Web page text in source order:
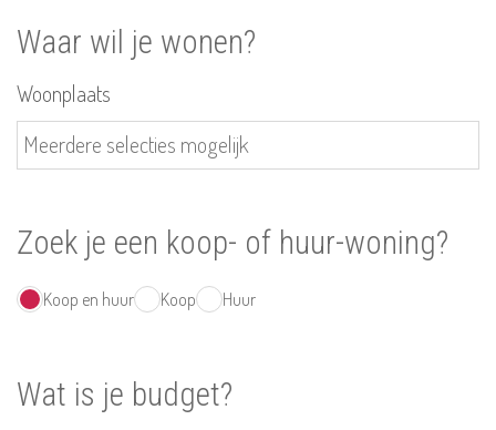
Waar wil je wonen?
Woonplaats
Zoek je een koop- of huur-woning?
Koop en huur Koop Huur
Wat is je budget?